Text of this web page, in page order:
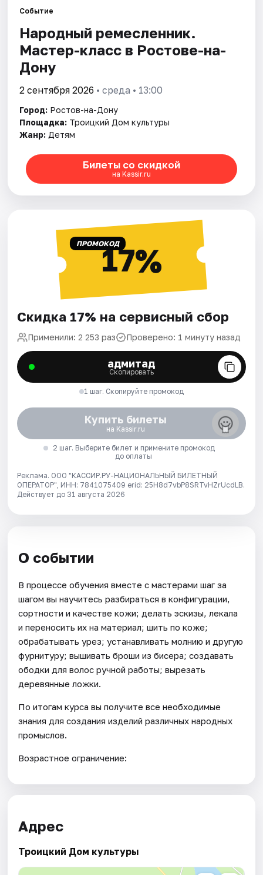
Города
Площадки
Артисты
Рейтинги
Событие
Народный ремесленник.
Мастер-класс в Ростове-на-
Дону
2 сентября 2026 • среда • 13:00
Город: Ростов-на-Дону
Площадка: Троицкий Дом культуры
Жанр: Детям
Билеты со скидкой
на Kassir.ru
ПРОМОКОД17%
Скидка 17% на сервисный сбор
Применили: 2 253 раз Проверено: 1 минуту назад
адмитад
Скопировать
1 шаг. Скопируйте промокод
Купить билеты
на Kassir.ru
2 шаг. Выберите билет и примените промокод
до оплаты
Реклама. ООО "КАССИР.РУ-НАЦИОНАЛЬНЫЙ БИЛЕТНЫЙ
ОПЕРАТОР", ИНН: 7841075409 erid: 25H8d7vbP8SRTvHZrUcdLB.
Действует до 31 августа 2026
О событии
В процессе обучения вместе с мастерами шаг за
шагом вы научитесь разбираться в конфигурации,
сортности и качестве кожи; делать эскизы, лекала
и переносить их на материал; шить по коже;
обрабатывать урез; устанавливать молнию и другую
фурнитуру; вышивать броши из бисера; создавать
ободки для волос ручной работы; вырезать
деревянные ложки.
По итогам курса вы получите все необходимые
знания для создания изделий различных народных
промыслов.
Возрастное ограничение:
Адрес
Троицкий Дом культуры